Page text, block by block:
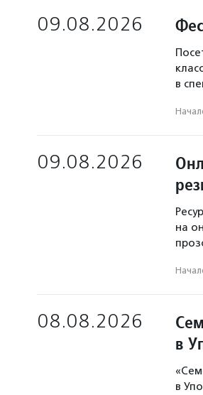
09.08.2026
в
09.08.2026
на
08.08.2026
в
в